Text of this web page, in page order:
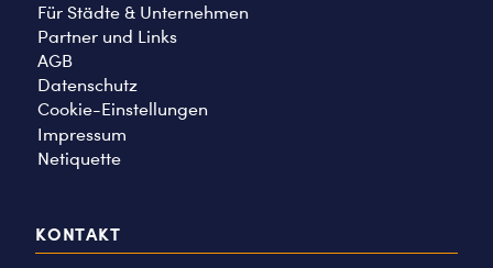
Für Städte & Unternehmen
Partner und Links
AGB
Datenschutz
Cookie-Einstellungen
Impressum
Netiquette
KONTAKT